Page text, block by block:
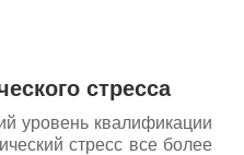
стресса
уровень квалификации
стресс все более